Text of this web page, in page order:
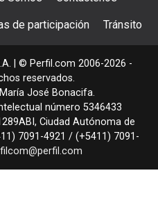
de participación Tránsito
| © Perfil.com 2006-2026 -
reservados.
José Bonacifa.
número 5346433
, Ciudad Autónoma de
7091-4921 / (+5411) 7091-